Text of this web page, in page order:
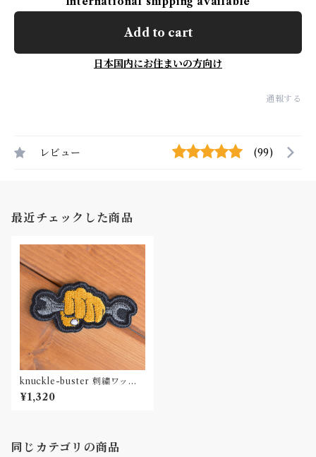
Add to cart
日本国内にお住まいの方向け
通報する
レビュー (99)
最近チェックした商品
knuckle-buster 刺繍ワッペ
ン Patch
¥1,320
同じカテゴリの商品